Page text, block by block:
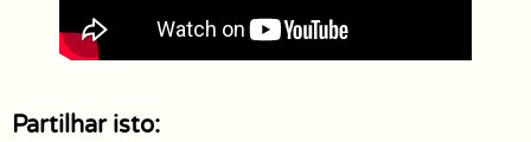
Partilhar isto: